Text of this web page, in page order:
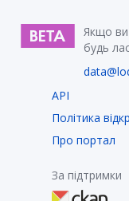
Якщо ви
будь
API
Політика
Про портал
За підтримки